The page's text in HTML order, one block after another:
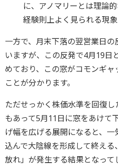
に、アノマリーとは理論
経験則上よく見られる現象
一方で、月末下落の翌営業日
いますが、この反発で4月19日
めており、この窓がコモンギ
ことが分かります。
ただせっかく株価水準を回復
もあって5月11日に窓をあけて
げ幅を広げる展開になると、
込んで大陰線を形成して終え
放れ」が発生する結果となって